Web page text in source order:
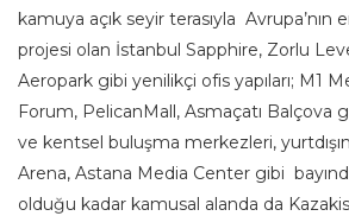
kamuya açık seyir terasıyla Avrupa’nın
projesi olan İstanbul Sapphire, Zorlu
Aeropark gibi yenilikçi ofis yapıları; M1
Forum, PelicanMall, Asmaçatı Balçova
ve kentsel buluşma merkezleri,
Arena, Astana Media Center gibi
olduğu kadar kamusal alanda da